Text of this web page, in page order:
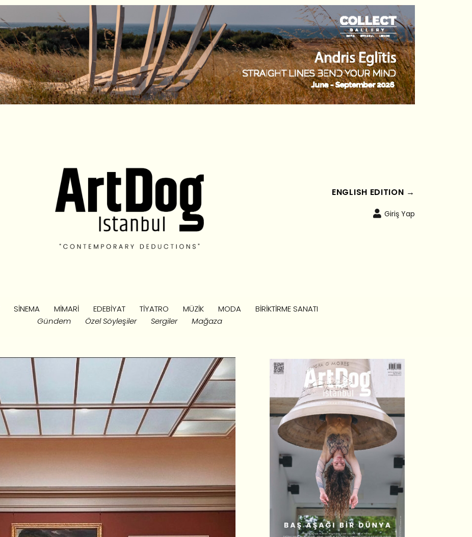
ENGLISH EDITION →
Giriş Yap
SINEMA MIMARI EDEBIYAT TIYATRO MÜZIK MODA
BIRIKTIRME SANATI
Gündem
Özel Söyleşiler Sergiler Mağaza